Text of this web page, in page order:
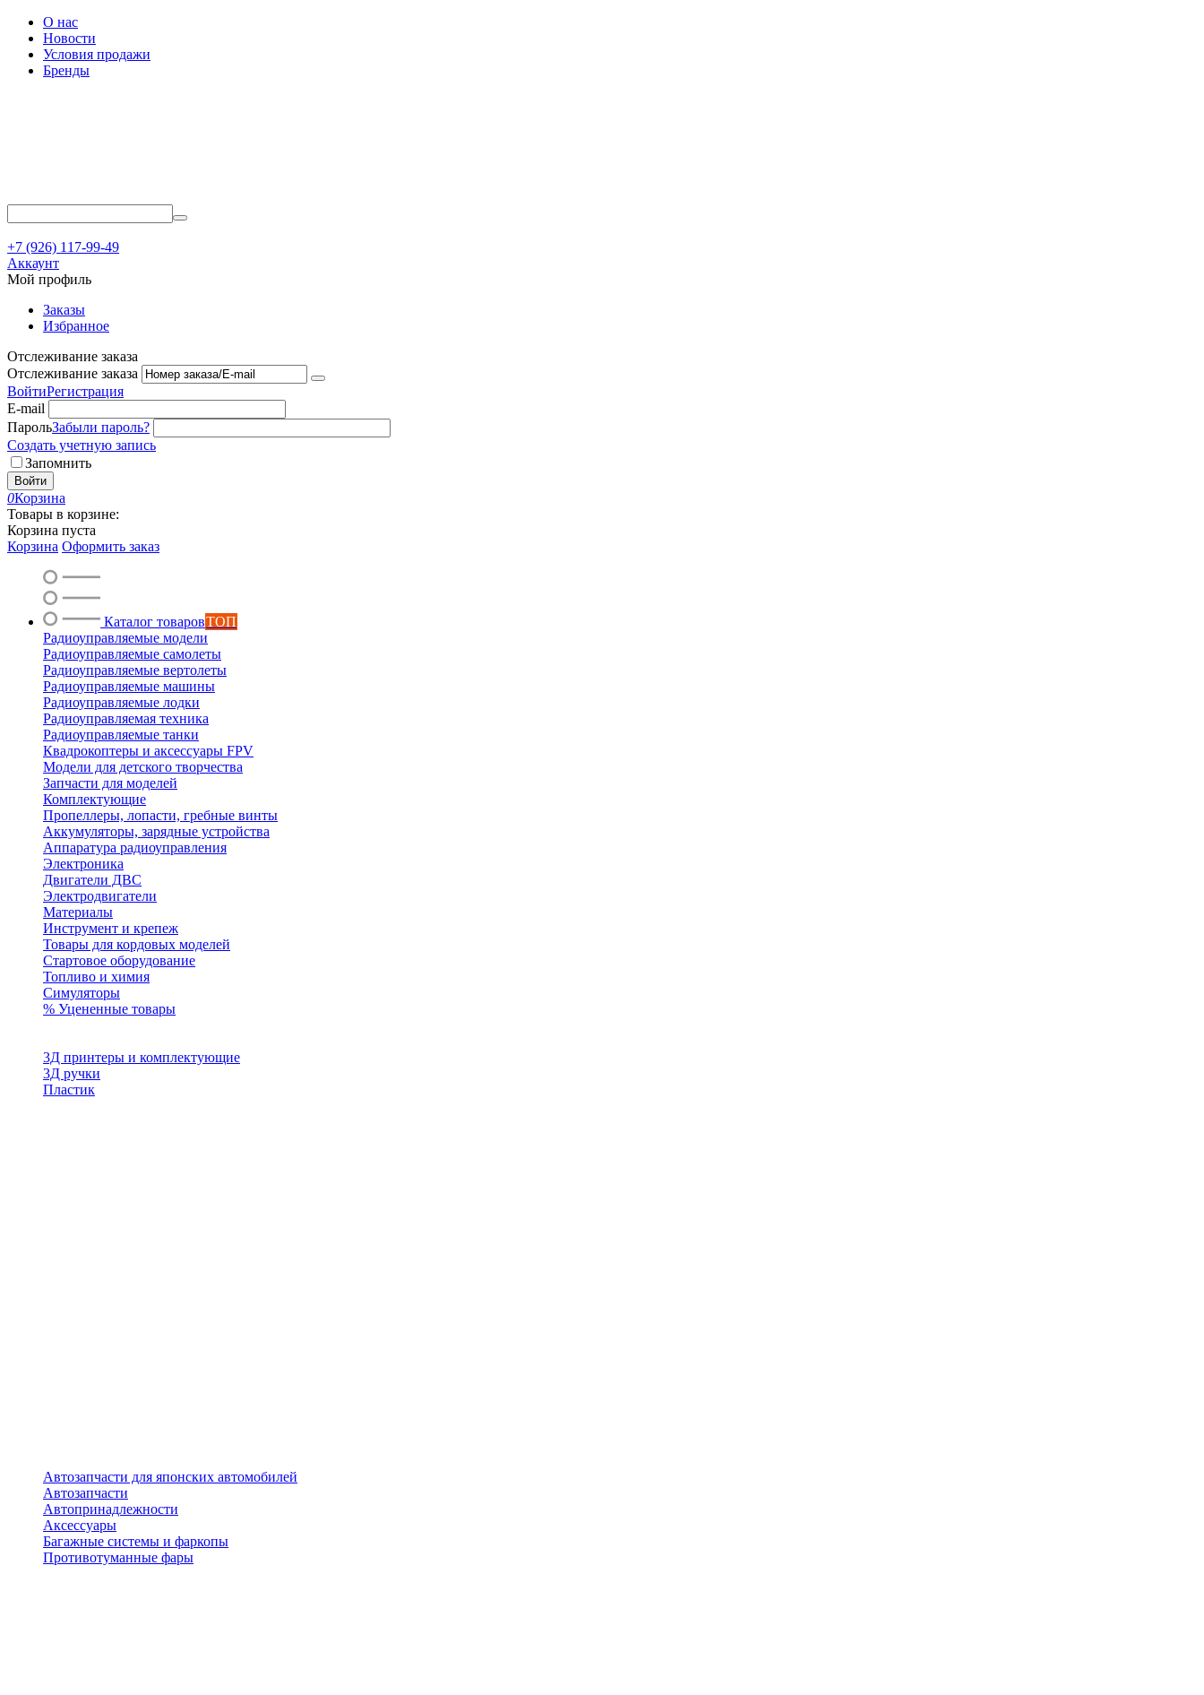
О нас
Новости
Условия продажи
Бренды
+7 (926) 117-99-49
Аккаунт
Мой профиль
Заказы
Избранное
Отслеживание заказа
Отслеживание заказа
ВойтиРегистрация
E-mail
ПарольЗабыли пароль?
Создать учетную запись
Запомнить
Войти
0Корзина
Товары в корзине:
Корзина пуста
Корзина Оформить заказ
Каталог товаровТОП
Радиоуправляемые модели
Радиоуправляемые самолеты
Радиоуправляемые вертолеты
Радиоуправляемые машины
Радиоуправляемые лодки
Радиоуправляемая техника
Радиоуправляемые танки
Квадрокоптеры и аксессуары FPV
Модели для детского творчества
Запчасти для моделей
Комплектующие
Пропеллеры, лопасти, гребные винты
Аккумуляторы, зарядные устройства
Аппаратура радиоуправления
Электроника
Двигатели ДВС
Электродвигатели
Материалы
Инструмент и крепеж
Товары для кордовых моделей
Стартовое оборудование
Топливо и химия
Симуляторы
% Уцененные товары
3Д принтеры и комплектующие
3Д ручки
Пластик
Автозапчасти для японских автомобилей
Автозапчасти
Автопринадлежности
Аксессуары
Багажные системы и фаркопы
Противотуманные фары